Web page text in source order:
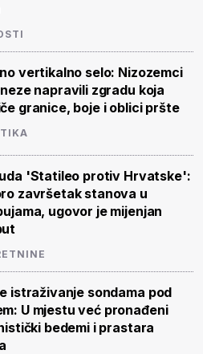
vertikalno selo: Nizozemci
napravili zgradu koja
granice, boje i oblici pršte
'Statileo protiv Hrvatske':
završetak stanova u
ugovor je mijenjan
istraživanje sondama pod
U mjestu već pronađeni
bedemi i prastara